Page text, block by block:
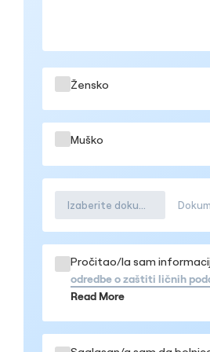
Žensko
Muško
Pročitao/la sam
odredbe o zaštiti ličnih
da se moji podaci
bolnice MEDICANA
Medicana Group
Read More